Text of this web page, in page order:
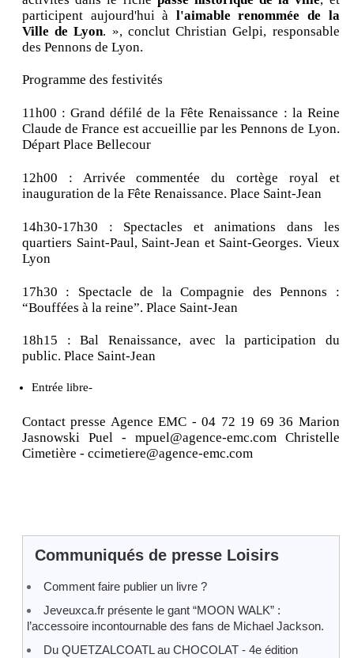
participent aujourd'hui à l'aimable renommée de la
Ville de Lyon. », conclut Christian Gelpi, responsable
des Pennons de Lyon.
Programme des festivités
11h00 : Grand défilé de la Fête Renaissance : la Reine
Claude de France est accueillie par les Pennons de Lyon.
Départ Place Bellecour
12h00 : Arrivée commentée du cortège royal et
inauguration de la Fête Renaissance. Place Saint-Jean
14h30-17h30 : Spectacles et animations dans les
quartiers Saint-Paul, Saint-Jean et Saint-Georges. Vieux
Lyon
17h30 : Spectacle de la Compagnie des Pennons :
“Bouffées à la reine”. Place Saint-Jean
18h15 : Bal Renaissance, avec la participation du
public. Place Saint-Jean
Entrée libre-
Contact presse Agence EMC - 04 72 19 69 36 Marion
Jasnowski Puel - mpuel@agence-emc.com Christelle
Cimetière - ccimetiere@agence-emc.com
Communiqués de presse Loisirs
Comment faire publier un livre ?
Jeveuxca.fr présente le gant “MOON WALK” :
l’accessoire incontournable des fans de Michael Jackson.
Du QUETZALCOATL au CHOCOLAT - 4e édition